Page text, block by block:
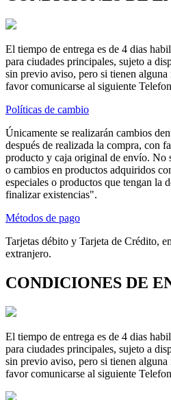
El tiempo de entrega es de 4 dias
para ciudades principales, sujeto a
sin previo aviso, pero si tienen
favor comunicarse al siguiente
Políticas de cambio
Únicamente se realizarán cambios
después de realizada la compra, con
producto y caja original de envío. No
o cambios en productos adquiridos
especiales o productos que tengan la
finalizar existencias".
Métodos de pago
Tarjetas débito y Tarjeta de Crédito,
extranjero.
CONDICIONES DE
El tiempo de entrega es de 4 dias
para ciudades principales, sujeto a
sin previo aviso, pero si tienen
favor comunicarse al siguiente